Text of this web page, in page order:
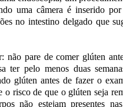
uma câmera é inserido por
no intestino delgado que
não pare de comer glúten
ter pelo menos duas
glúten antes de fazer o
o risco de que o glúten seja
não estejam presentes